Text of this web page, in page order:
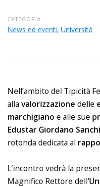
CATEGORIA
News ed eventi, Università
Nell’ambito del Tipicità
alla valorizzazione delle
marchigiano e alle sue
Edustar Giordano
rotonda dedicata al
L’incontro vedrà la
Magnifico Rettore dell'